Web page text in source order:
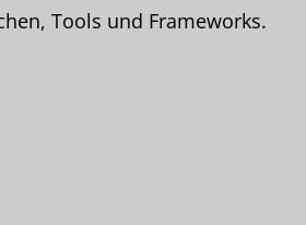
Tools und Frameworks.